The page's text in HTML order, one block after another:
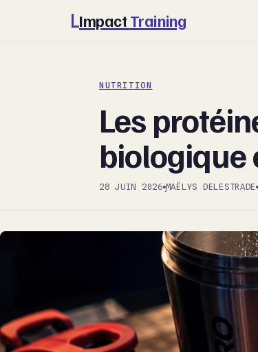
Impact Training
NUTRITION
Les
biologique
28 JUIN 2026·MAËLYS DELESTRADE